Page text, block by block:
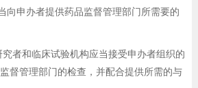
申办者提供药品监督管理部门所需要的
和临床试验机构应当接受申办者组织的
督管理部门的检查，并配合提供所需的与